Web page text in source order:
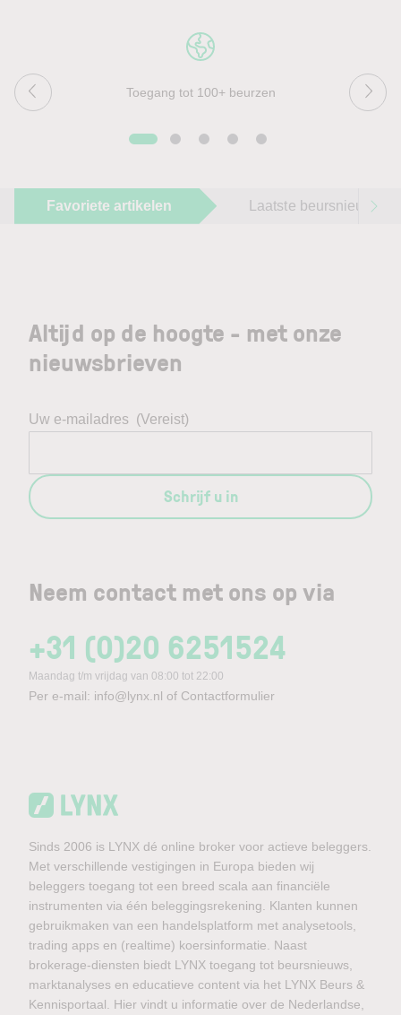
Toegang tot 100+ beurzen
Favoriete artikelen Laatste beursnieuws
Neem contact met ons op via
+31 (0)20 6251524
Maandag t/m vrijdag van 08:00 tot 22:00
Per e-mail: info@lynx.nl of Contactformulier
Altijd op de hoogte - met onze
nieuwsbrieven
Uw e-mailadres (Vereist)
Schrijf u in
Sinds 2006 is LYNX dé online broker voor actieve beleggers.
Met verschillende vestigingen in Europa bieden wij
beleggers toegang tot een breed scala aan financiële
instrumenten via één beleggingsrekening. Klanten kunnen
gebruikmaken van een handelsplatform met analysetools,
trading apps en (realtime) koersinformatie. Naast
brokerage-diensten biedt LYNX toegang tot beursnieuws,
marktanalyses en educatieve content via het LYNX Beurs &
Kennisportaal. Hier vindt u informatie over de Nederlandse,